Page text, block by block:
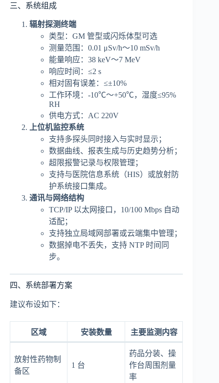
三、系统组成
辐射探测终端
类型：GM 管型或闪烁体型可选
测量范围：0.01 μSv/h～10 mSv/h
能量响应：38 keV～7 MeV
响应时间：≤2 s
相对固有误差：≤±10%
工作环境：-10℃～+50℃，湿度≤95%
RH
供电方式：AC 220V
上位机监控系统
支持多探头同时接入与实时显示；
数据曲线、报表生成与历史趋势分析；
超限报警记录与权限管理；
支持与医院信息系统（HIS）或放射防
护系统接口集成。
通讯与网络结构
TCP/IP 以太网接口，10/100 Mbps 自动
适配；
支持独立局域网部署或云端集中管理；
数据掉电不丢失，支持 NTP 时间同
步。
四、系统部署方案
建议布设如下：
区域 安装数量 主要监测内容
放射性药物制
备区
1 台
药品分装、操
作台周围剂量
率